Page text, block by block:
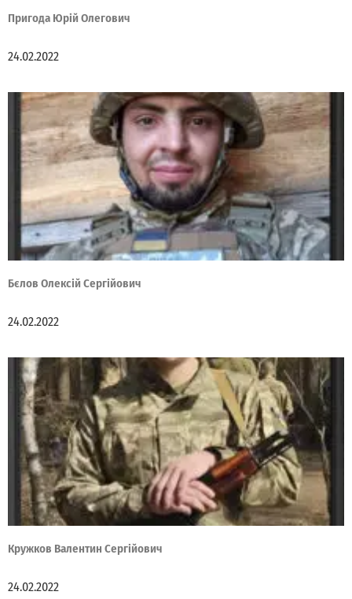
Пригода Юрій Олегович
24.02.2022
Бєлов Олексій Сергійович
24.02.2022
Кружков Валентин Сергійович
24.02.2022